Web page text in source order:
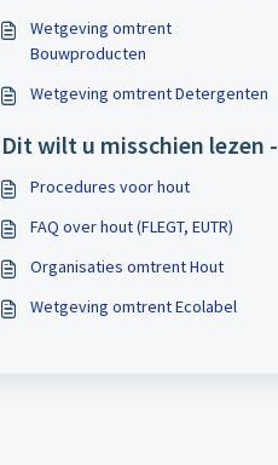
Wetgeving omtrent
Bouwproducten
Wetgeving omtrent Detergenten
Dit wilt u misschien lezen -
Procedures voor hout
FAQ over hout (FLEGT, EUTR)
Organisaties omtrent Hout
Wetgeving omtrent Ecolabel